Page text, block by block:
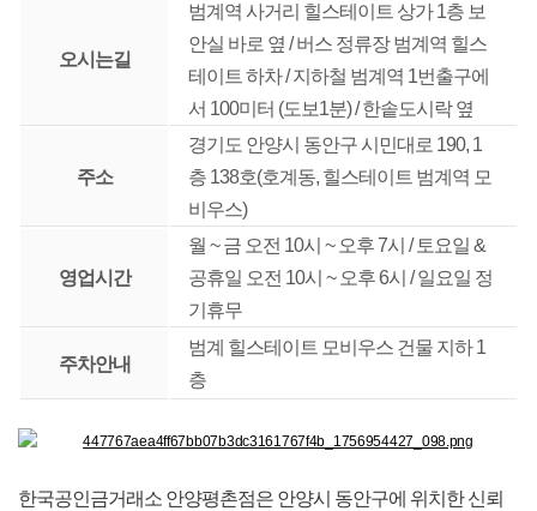
오시는길
범계역 사거리 힐스테이트 상가 1층 보
안실 바로 옆 / 버스 정류장 범계역 힐스
테이트 하차 / 지하철 범계역 1번출구에
서 100미터 (도보1분) / 한솥도시락 옆
주소
경기도 안양시 동안구 시민대로 190, 1
층 138호(호계동, 힐스테이트 범계역 모
비우스)
영업시간
월 ~ 금 오전 10시 ~ 오후 7시 / 토요일 &
공휴일 오전 10시 ~ 오후 6시 / 일요일 정
기휴무
주차안내
범계 힐스테이트 모비우스 건물 지하 1
층
한국공인금거래소 안양평촌점은 안양시 동안구에 위치한 신뢰